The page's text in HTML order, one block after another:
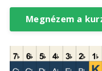
Megnézem a